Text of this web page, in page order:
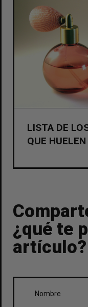
LISTA DE
QUE
¿qué te
artículo?